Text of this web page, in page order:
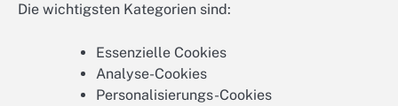
Die wichtigsten Kategorien sind:
Essenzielle Cookies
Analyse-Cookies
Personalisierungs-Cookies